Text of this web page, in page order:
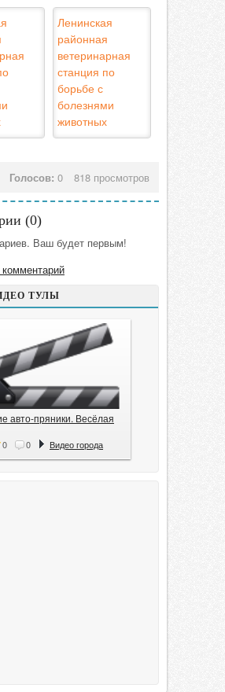
Ленинская
районная
ветеринарная
станция по
борьбе с
болезнями
животных
Голосов: 0 818 просмотров
(0)
Ваш будет первым!
ТУЛЫ
авто-пряники. Весёлая
0 0
Видео города